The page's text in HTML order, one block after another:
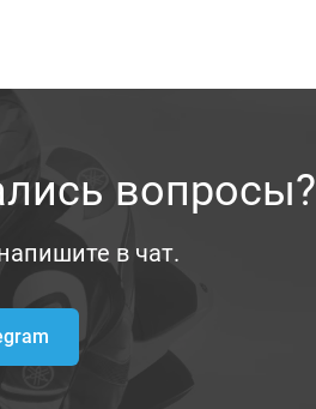
вопросы?
в чат.